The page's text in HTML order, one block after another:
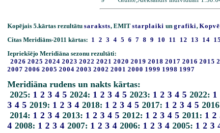
Kopējais 5.kārtas rezultātu saraksts, EMIT starplaiki un grafiki,
Citas Meridiāns-2011 kārtas: 1 2 3 4 5 6 7 8 9 10 11 12 13 14
Iepriekšējo Meridiāna sezonu rezultāti:
2026 2025 2024 2023 2022 2021 2020 2019 2018 2017 2016 2015
2007 2006 2005 2004 2003 2002 2001 2000 1999 1998 1997
Meridiāna rudens un nakts kārtas:
2025: 1 2 3 4 5 2024: 1 2 3 4 5 2023: 1 2 3 4 5 2022: 1
3 4 5 2019: 1 2 3 4 2018: 1 2 3 4 5 2017: 1 2 3 4 5
2014: 1 2 3 4 2013: 1 2 3 4 5 2012: 1 2 3 4 5 2011: 1 2
4 2008: 1 2 3 4 2007: 1 2 3 4 2006: 1 2 3 4 2005: 1 2 3